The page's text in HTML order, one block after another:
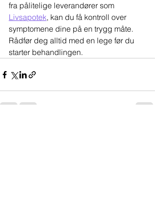
fra pålitelige leverandører som
Livsapotek, kan du få kontroll over
symptomene dine på en trygg måte.
Rådfør deg alltid med en lege før du
starter behandlingen.